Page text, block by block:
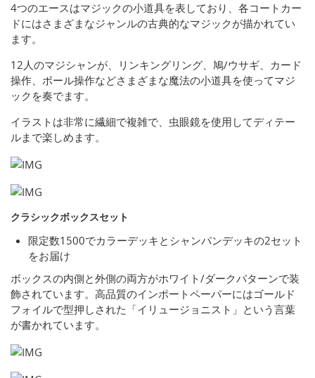
4つのエースはマジックの小道具を表しており、各コートカー
ドにはさまざまなジャンルの古典的なマジックが描かれてい
ます。
12人のマジシャンが、リンキングリング、鳩/ウサギ、カード
操作、ボール操作などさまざまな魔法の小道具を使ってマジ
ックを奏でます。
イラストは非常に繊細で複雑で、虫眼鏡を使用してディテー
ルまで楽しめます。
クラシックボックスセット
限定数1500でカラーデッキとシャンパンデッキの2セット
をお届け
ボックスの内側と外側の両方がホワイト/ダークパターンで装
飾されています。高品質のインポートペーパーにはゴールド
フォイルで型押しされた「イリュージョニスト」という言葉
が書かれています。